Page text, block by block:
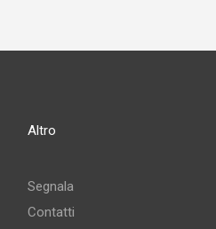
Altro
Segnala
Contatti